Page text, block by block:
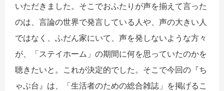
いただきました。そこでおふたりが声を揃えて言った
のは、言論の世界で発言している人や、声の大きい人
ではなく、ふだん家にいて、声を発しないような方々
が、「ステイホーム」の期間に何を思っていたのかを
聴きたいと。これが決定的でした。そこで今回の『ち
ゃぶ台』は、「生活者のための総合雑誌」を掲げるこ